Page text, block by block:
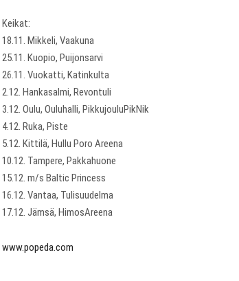
Keikat:
18.11. Mikkeli, Vaakuna
25.11. Kuopio, Puijonsarvi
26.11. Vuokatti, Katinkulta
2.12. Hankasalmi, Revontuli
3.12. Oulu, Ouluhalli, PikkujouluPikNik
4.12. Ruka, Piste
5.12. Kittilä, Hullu Poro Areena
10.12. Tampere, Pakkahuone
15.12. m/s Baltic Princess
16.12. Vantaa, Tulisuudelma
17.12. Jämsä, HimosAreena
www.popeda.com